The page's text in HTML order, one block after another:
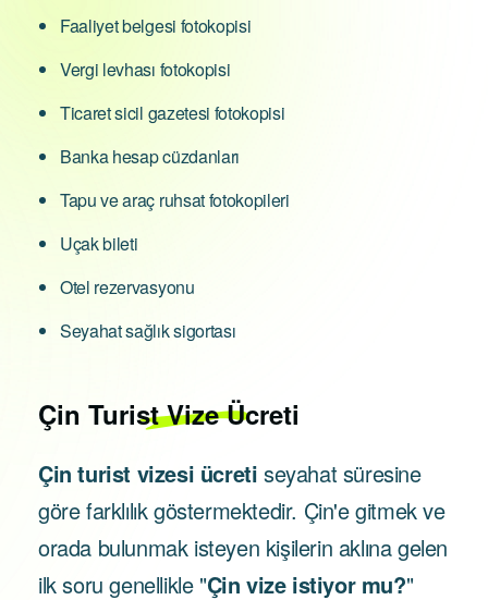
Faaliyet belgesi fotokopisi
Vergi levhası fotokopisi
Ticaret sicil gazetesi fotokopisi
Banka hesap cüzdanları
Tapu ve araç ruhsat fotokopileri
Uçak bileti
Otel rezervasyonu
Seyahat sağlık sigortası
Çin Turist Vize Ücreti
Çin turist vizesi ücreti seyahat süresine
göre farklılık göstermektedir. Çin'e gitmek ve
orada bulunmak isteyen kişilerin aklına gelen
ilk soru genellikle "Çin vize istiyor mu?"